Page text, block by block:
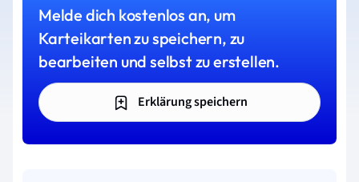
Melde dich kostenlos an, um
Karteikarten zu speichern, zu
bearbeiten und selbst zu erstellen.
Erklärung speichern